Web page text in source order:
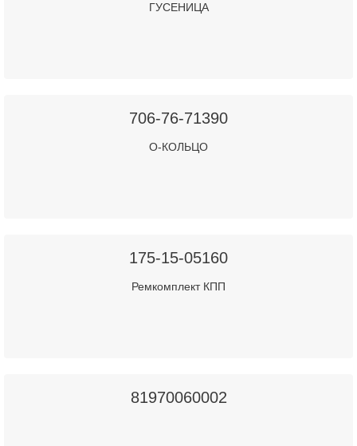
ГУСЕНИЦА
706-76-71390
О-КОЛЬЦО
175-15-05160
Ремкомплект КПП
81970060002